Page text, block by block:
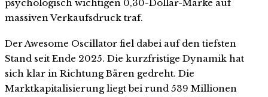
psychologisch wichtigen 0,30-Dollar-Marke auf
massiven Verkaufsdruck traf.
Der Awesome Oscillator fiel dabei auf den tiefsten
Stand seit Ende 2025. Die kurzfristige Dynamik hat
sich klar in Richtung Bären gedreht. Die
Marktkapitalisierung liegt bei rund 539 Millionen